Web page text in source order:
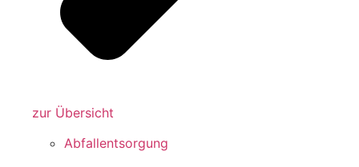
zur Übersicht
Abfallentsorgung